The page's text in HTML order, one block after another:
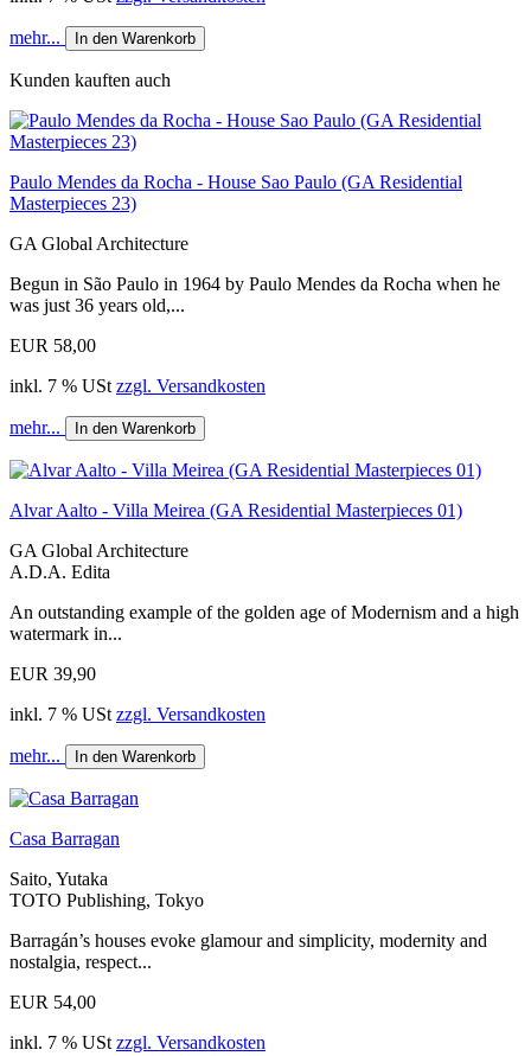
mehr... In den Warenkorb
Kunden kauften auch
Paulo Mendes da Rocha - House Sao Paulo (GA Residential
Masterpieces 23)
GA Global Architecture
Begun in São Paulo in 1964 by Paulo Mendes da Rocha when he
was just 36 years old,...
EUR 58,00
inkl. 7 % USt zzgl. Versandkosten
mehr... In den Warenkorb
Alvar Aalto - Villa Meirea (GA Residential Masterpieces 01)
GA Global Architecture
A.D.A. Edita
An outstanding example of the golden age of Modernism and a high
watermark in...
EUR 39,90
inkl. 7 % USt zzgl. Versandkosten
mehr... In den Warenkorb
Casa Barragan
Saito, Yutaka
TOTO Publishing, Tokyo
Barragán’s houses evoke glamour and simplicity, modernity and
nostalgia, respect...
EUR 54,00
inkl. 7 % USt zzgl. Versandkosten